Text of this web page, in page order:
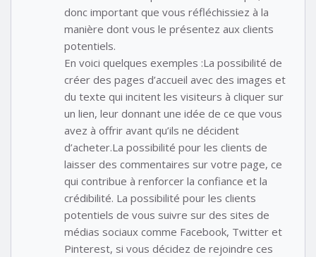
donc important que vous réfléchissiez à la
manière dont vous le présentez aux clients
potentiels.
En voici quelques exemples :La possibilité de
créer des pages d’accueil avec des images et
du texte qui incitent les visiteurs à cliquer sur
un lien, leur donnant une idée de ce que vous
avez à offrir avant qu’ils ne décident
d’acheter.La possibilité pour les clients de
laisser des commentaires sur votre page, ce
qui contribue à renforcer la confiance et la
crédibilité. La possibilité pour les clients
potentiels de vous suivre sur des sites de
médias sociaux comme Facebook, Twitter et
Pinterest, si vous décidez de rejoindre ces